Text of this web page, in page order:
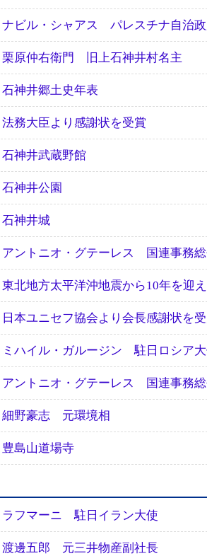
ナビル・シャアス パレスチナ自治
栗原仲右衛門 旧上石神井村名主
石神井郷土史年表
法務大臣より感謝状を受賞
石神井武蔵野館
石神井公園
石神井城
アントニオ・グテーレス 国連事務
東北地方太平洋沖地震から10年を迎
日本ユニセフ協会より会長感謝状を
ミハイル・ガルージン 駐日ロシア
アントニオ・グテーレス 国連事務
細野豪志 元環境相
豊島山道場寺
ラフマーニ 駐日イラン大使
渡邊五郎 元三井物産副社長